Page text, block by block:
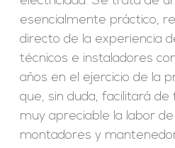
esencialmente práctico,
directo de la experiencia
técnicos e instaladores
años en el ejercicio de la
que, sin duda, facilitará de
muy apreciable la labor de
montadores y